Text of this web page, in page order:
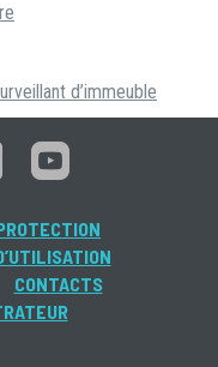
d’immeuble
CONTACTS